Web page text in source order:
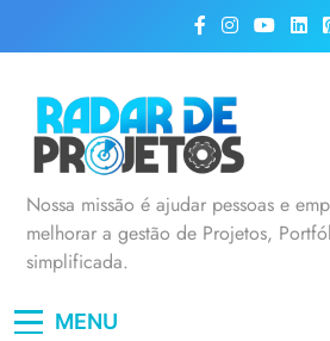
Radar de Projetos
Nossa missão é ajudar pessoas e
melhorar a gestão de Projetos,
simplificada.
MENU